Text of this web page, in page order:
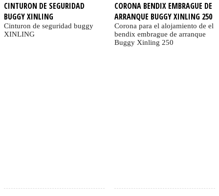
CINTURON DE SEGURIDAD
BUGGY XINLING
Cinturon de seguridad buggy
XINLING
CORONA BENDIX EMBRAGUE DE
ARRANQUE BUGGY XINLING 250
Corona para el alojamiento de el
bendix embrague de arranque
Buggy Xinling 250